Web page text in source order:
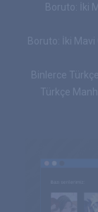
Boruto: İki
Boruto: İki
Binlerce
Türkçe